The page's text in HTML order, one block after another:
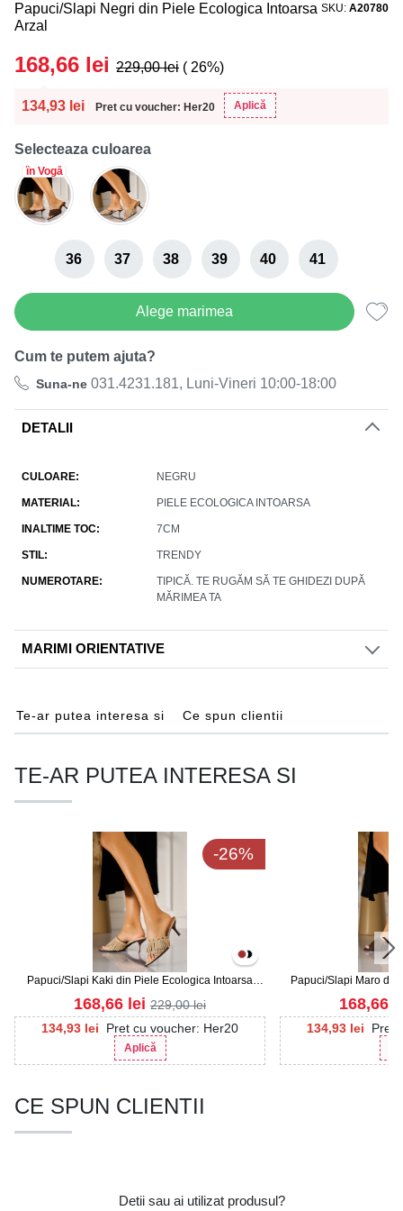
Papuci/Slapi Negri din Piele Ecologica Intoarsa
Arzal
SKU A20780
134,93 lei Pret cu voucher: Her20 Aplică
168,66 lei 229,00lei ( 26%)
Selecteaza culoarea
în Vogă
36 37 38 39 40 41
Alege marimea
Cum te putem ajuta?
Suna-ne 031.4231.181, Luni-Vineri 10:00-18:00
DETALII
CULOARE NEGRU
MATERIAL PIELE ECOLOGICA INTOARSA
INALTIME TOC 7CM
STIL TRENDY
NUMEROTARE
TIPICĂ. TE RUGĂM SĂ TE GHIDEZI DUPĂ
MĂRIMEA TA
MARIMI ORIENTATIVE
Te-ar putea interesa si Ce spun clientii
TE-AR PUTEA INTERESA SI
-26%
Papuci/Slapi Kaki din Piele Ecologica Intoarsa
Arzal
134,93 lei Pret cu voucher: Her20
Aplică
168,66 lei 229,00lei
Papuci/Slapi Maro
134,93 lei Pret
168,66
CE SPUN CLIENTII
Detii sau ai utilizat produsul?